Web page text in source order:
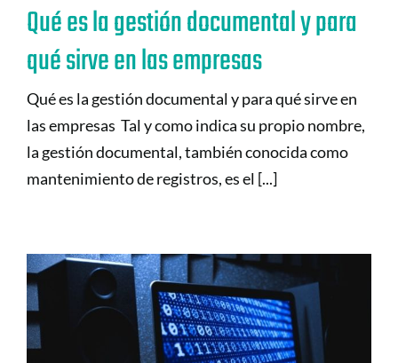
Qué es la gestión documental y para
qué sirve en las empresas
Qué es la gestión documental y para qué sirve en
las empresas Tal y como indica su propio nombre,
la gestión documental, también conocida como
mantenimiento de registros, es el [...]